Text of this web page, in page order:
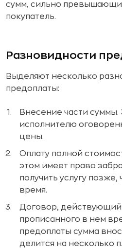
сумм, сильно
покупатель.
Разновидности
Выделяют несколько
предоплаты:
Внесение части
исполнителю
цены.
Оплату полной
этом имеет право
получить услугу
время.
Договор,
прописанного в нем
предоплаты сумма
делится на несколько